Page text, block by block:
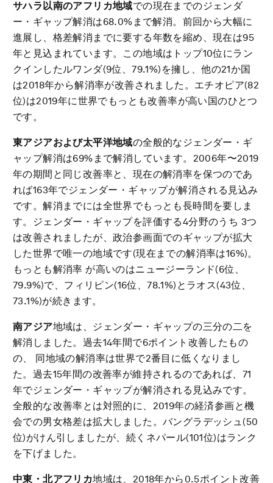
サハラ以南のアフリカ地域での現在までのジェンダ
ー・ギャップ解消は68.0%まで解消。前回から大幅に
進展し、格差解消までに要する年数を縮め、現在は95
年と見込まれています。この地域はトップ10位にラン
クインしたルワンダ(9位、79.1%)を擁し、他の21か国
は2018年から解消率が改善されました。エチオピア(82
位)は2019年に世界でもっとも改善率が高い国のひとつ
です。
東アジアおよび太平洋地域の全般的なジェンダー・ギ
ャップ解消は69%まで解消しています。2006年〜2019
年の期間と同じ改善率と、現在の解消率を保つのであ
れば163年でジェンダー・ギャップが解消される見込み
です。解消までには全世界でもっとも長時間を要しま
す。ジェンダー・ギャップを評価する4分野のうち 3つ
は改善されましたが、政治参画面でのギャップが拡大
した世界で唯一の地域です(現在までの解消率は16%)。
もっとも解消率 が高いのはニュージーランド(6位、
79.9%)で、フィリピン(16位、78.1%)とラオス(43位、
73.1%)が続きます。
南アジア地域は、ジェンダー・ギャップの三分の二を
解消しました。過去14年間で6ポイント改善したもの
の、 同地域の解消率は世界で2番目に低くなりまし
た。過去15年間の改善率が維持されるのであれば、71
年でジェンダー・ギャップが解消される見込みです。
全般的な改善率とは対照的に、2019年の経済参画と機
会での男女格差は拡大しました。バングラデッシュ(50
位)がけん引しましたが、続くネパール(101位)はランク
を下げました。
中東・北アフリカ地域は、2018年から0.5ポイント改善